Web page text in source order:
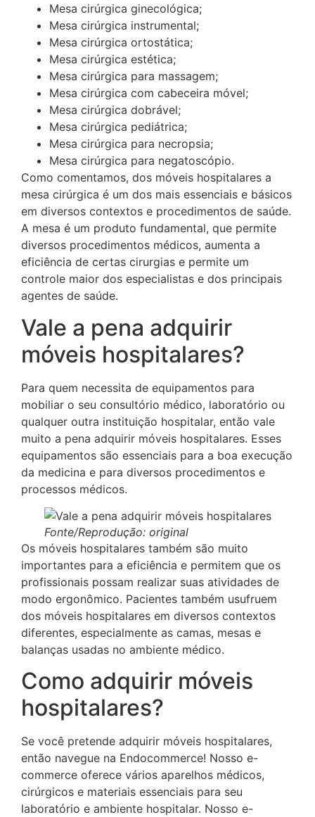
Mesa cirúrgica ginecológica;
Mesa cirúrgica instrumental;
Mesa cirúrgica ortostática;
Mesa cirúrgica estética;
Mesa cirúrgica para massagem;
Mesa cirúrgica com cabeceira móvel;
Mesa cirúrgica dobrável;
Mesa cirúrgica pediátrica;
Mesa cirúrgica para necropsia;
Mesa cirúrgica para negatoscópio.
Como comentamos, dos móveis hospitalares a
mesa cirúrgica é um dos mais essenciais e básicos
em diversos contextos e procedimentos de saúde.
A mesa é um produto fundamental, que permite
diversos procedimentos médicos, aumenta a
eficiência de certas cirurgias e permite um
controle maior dos especialistas e dos principais
agentes de saúde.
Vale a pena adquirir
móveis hospitalares?
Para quem necessita de equipamentos para
mobiliar o seu consultório médico, laboratório ou
qualquer outra instituição hospitalar, então vale
muito a pena adquirir móveis hospitalares. Esses
equipamentos são essenciais para a boa execução
da medicina e para diversos procedimentos e
processos médicos.
Fonte/Reprodução: original
Os móveis hospitalares também são muito
importantes para a eficiência e permitem que os
profissionais possam realizar suas atividades de
modo ergonômico. Pacientes também usufruem
dos móveis hospitalares em diversos contextos
diferentes, especialmente as camas, mesas e
balanças usadas no ambiente médico.
Como adquirir móveis
hospitalares?
Se você pretende adquirir móveis hospitalares,
então navegue na Endocommerce! Nosso e-
commerce oferece vários aparelhos médicos,
cirúrgicos e materiais essenciais para seu
laboratório e ambiente hospitalar. Nosso e-